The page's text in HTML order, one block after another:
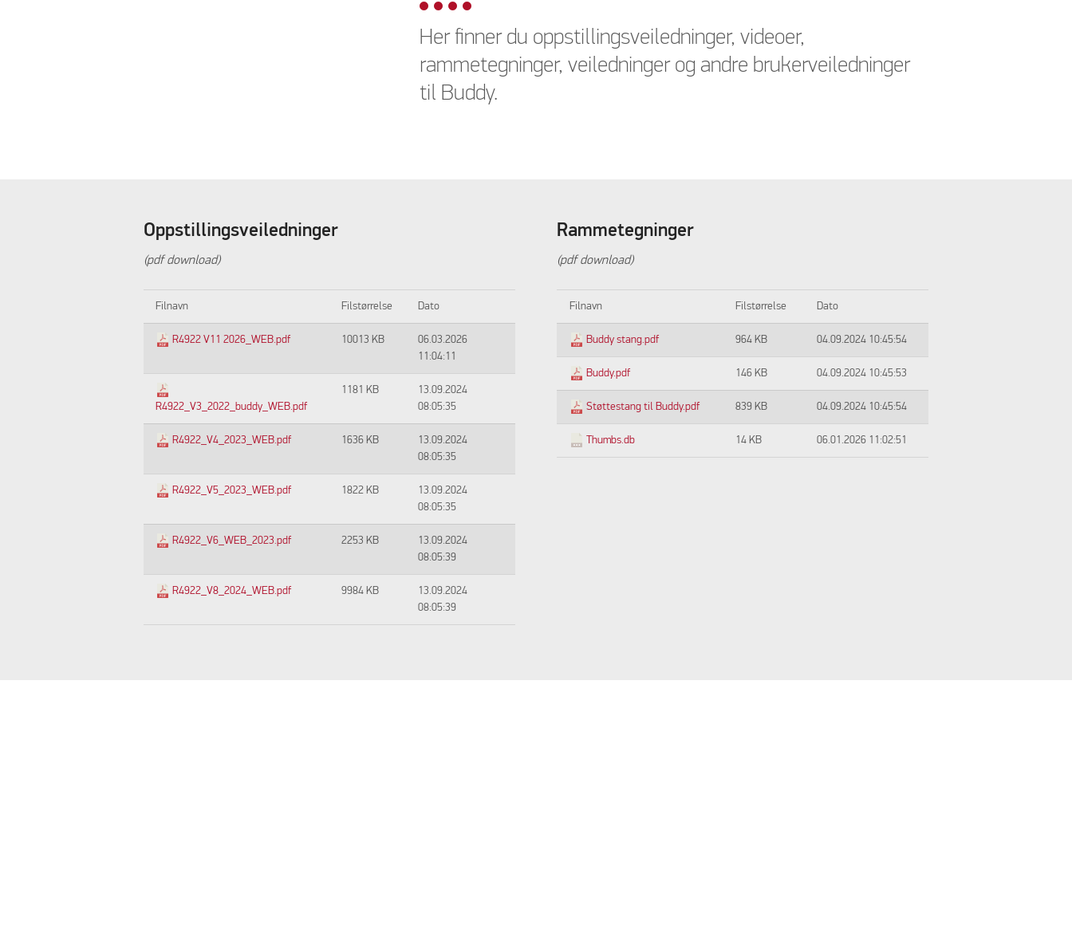
Her finner du oppstillingsveiledninger, videoer,
rammetegninger, veiledninger og andre brukerveiledninger
til Buddy.
Oppstillingsveiledninger
(pdf download)
Filnavn Filstørrelse Dato
R4922 V11 2026_WEB.pdf 10013 KB
06.03.2026
11:04:11
R4922_V3_2022_buddy_WEB.pdf
1181 KB
13.09.2024
08:05:35
R4922_V4_2023_WEB.pdf 1636 KB
13.09.2024
08:05:35
R4922_V5_2023_WEB.pdf 1822 KB
13.09.2024
08:05:35
R4922_V6_WEB_2023.pdf 2253 KB
13.09.2024
08:05:39
R4922_V8_2024_WEB.pdf 9984 KB
13.09.2024
08:05:39
Rammetegninger
(pdf download)
Filnavn Filstørrelse Dato
Buddy stang.pdf 964 KB 04.09.2024 10:45:54
Buddy.pdf 146 KB 04.09.2024 10:45:53
Støttestang til Buddy.pdf 839 KB 04.09.2024 10:45:54
Thumbs.db 14 KB 06.01.2026 11:02:51